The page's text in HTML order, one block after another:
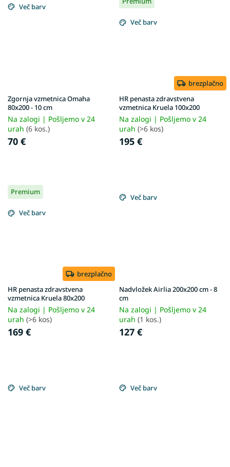
Več barv
Zgornja vzmetnica Omaha
80x200 - 10 cm
Na zalogi | Pošljemo v 24
urah (6 kos.)
70 €
Več barv
brezplačno
HR penasta zdravstvena
vzmetnica Kruela 100x200
Na zalogi | Pošljemo v 24
urah (>6 kos)
195 €
Premium
Več barv
brezplačno
HR penasta zdravstvena
vzmetnica Kruela 80x200
Na zalogi | Pošljemo v 24
urah (>6 kos)
169 €
Več barv
Nadvložek Airlia 200x200 cm - 8
cm
Na zalogi | Pošljemo v 24
urah (1 kos.)
127 €
Več barv Več barv